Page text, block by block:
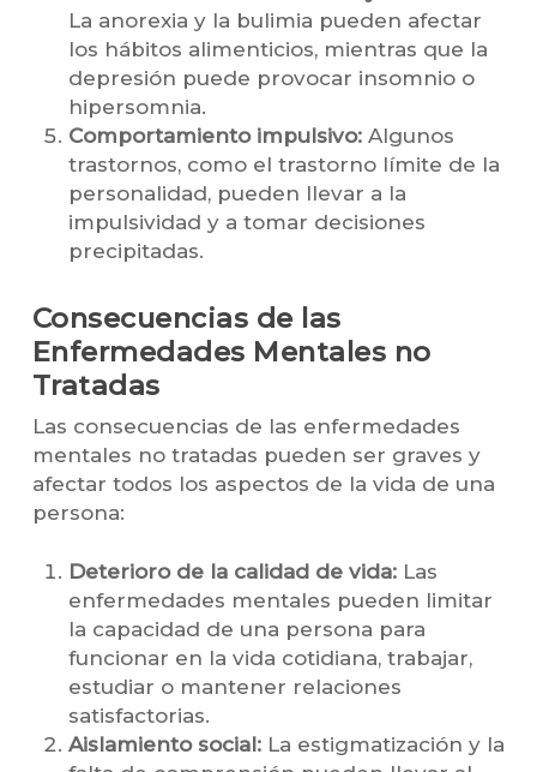
La anorexia y la bulimia pueden afectar
los hábitos alimenticios, mientras que la
depresión puede provocar insomnio o
hipersomnia.
Comportamiento impulsivo:Algunos
trastornos, como el trastorno límite de la
personalidad, pueden llevar a la
impulsividad y a tomar decisiones
precipitadas.
Consecuencias de las
Enfermedades Mentales no
Tratadas
Las consecuencias de las enfermedades
mentales no tratadas pueden ser graves y
afectar todos los aspectos de la vida de una
persona:
Deterioro de la calidad de vida:Las
enfermedades mentales pueden limitar
la capacidad de una persona para
funcionar en la vida cotidiana, trabajar,
estudiar o mantener relaciones
satisfactorias.
Aislamiento social:La estigmatización y la